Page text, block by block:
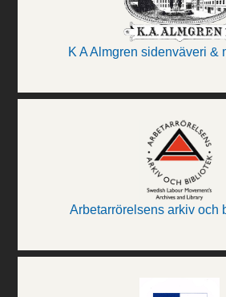
K A Almgren sidenväveri &
Arbetarrörelsens arkiv och